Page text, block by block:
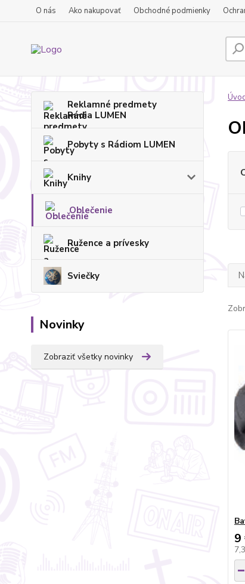
O nás Ako nakupovať Obchodné podmienky
Reklamné predmety
Rádia LUMEN
Pobyty s Rádiom LUMEN
Knihy
Oblečenie
Ružence a prívesky
Sviečky
Novinky
Zobraziť všetky novinky
9